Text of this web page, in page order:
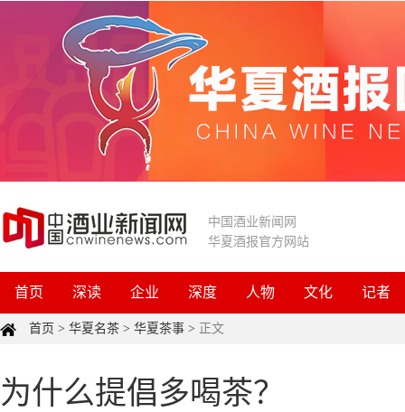
中国酒业新闻网
华夏酒报官方网站
首页 深读 企业 深度 人物 文化 记者
首页 > 华夏名茶 > 华夏茶事 > 正文
为什么提倡多喝茶？